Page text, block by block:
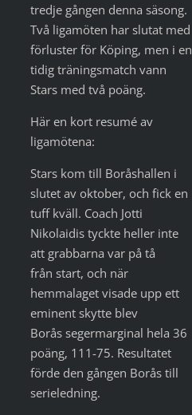
tredje gången denna säsong.
Två ligamöten har slutat med
förluster för Köping, men i en
tidig träningsmatch vann
Stars med två poäng.
Här en kort resumé av
ligamötena:
Stars kom till Boråshallen i
slutet av oktober, och fick en
tuff kväll. Coach Jotti
Nikolaidis tyckte heller inte
att grabbarna var på tå
från start, och när
hemmalaget visade upp ett
eminent skytte blev
Borås segermarginal hela 36
poäng, 111-75. Resultatet
förde den gången Borås till
serieledning.